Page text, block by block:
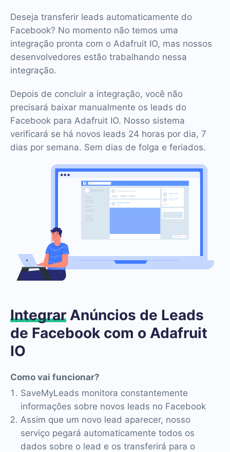
Deseja transferir leads automaticamente do
Facebook? No momento não temos uma
integração pronta com o Adafruit IO, mas nossos
desenvolvedores estão trabalhando nessa
integração.
Depois de concluir a integração, você não
precisará baixar manualmente os leads do
Facebook para Adafruit IO. Nosso sistema
verificará se há novos leads 24 horas por dia, 7
dias por semana. Sem dias de folga e feriados.
Integrar Anúncios de Leads
de Facebook com o Adafruit
IO
Como vai funcionar?
SaveMyLeads monitora constantemente
informações sobre novos leads no Facebook
Assim que um novo lead aparecer, nosso
serviço pegará automaticamente todos os
dados sobre o lead e os transferirá para o